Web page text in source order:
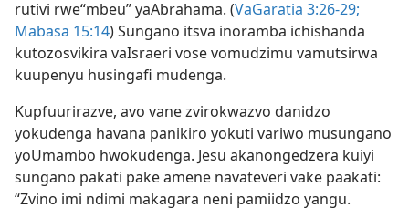
rutivi rwe“mbeu” yaAbrahama. (VaGaratia 3:26-29;
Mabasa 15:14) Sungano itsva inoramba ichishanda
kutozosvikira vaIsraeri vose vomudzimu vamutsirwa
kuupenyu husingafi mudenga.
Kupfuurirazve, avo vane zvirokwazvo danidzo
yokudenga havana panikiro yokuti variwo musungano
yoUmambo hwokudenga. Jesu akanongedzera kuiyi
sungano pakati pake amene navateveri vake paakati:
“Zvino imi ndimi makagara neni pamiidzo yangu.